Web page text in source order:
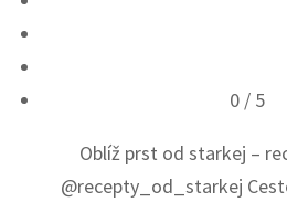
0 / 5
Oblíž prst od starkej –
@recepty_od_starkej